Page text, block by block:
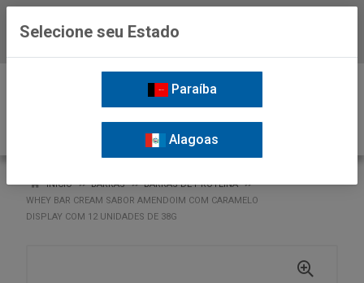
INÍCIO BARRAS
BARRAS DE PROTEINA
WHEY BAR CREAM SABOR AMENDOIM COM CARAMELO
DISPLAY COM 12 UNIDADES DE 38G
Selecione seu Estado
Paraíba
Alagoas